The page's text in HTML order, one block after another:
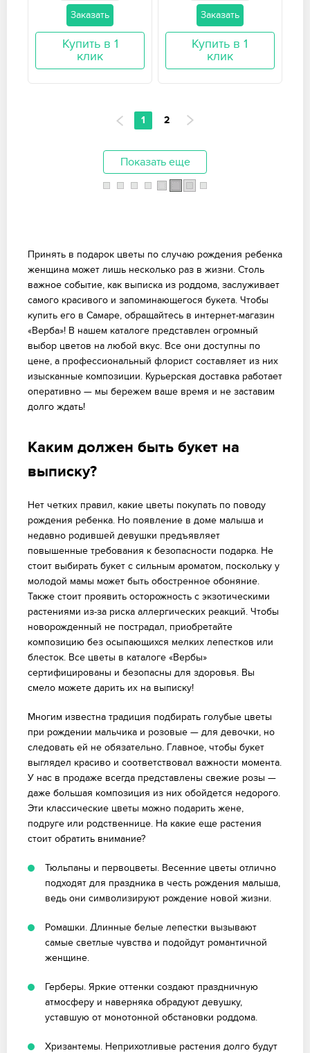
Заказать
Купить в 1
клик
Заказать
Купить в 1
клик
1 2
Показать еще
Принять в подарок цветы по случаю рождения ребенка
женщина может лишь несколько раз в жизни. Столь
важное событие, как выписка из роддома, заслуживает
самого красивого и запоминающегося букета. Чтобы
купить его в Самаре, обращайтесь в интернет-магазин
«Верба»! В нашем каталоге представлен огромный
выбор цветов на любой вкус. Все они доступны по
цене, а профессиональный флорист составляет из них
изысканные композиции. Курьерская доставка работает
оперативно — мы бережем ваше время и не заставим
долго ждать!
Каким должен быть букет на
выписку?
Нет четких правил, какие цветы покупать по поводу
рождения ребенка. Но появление в доме малыша и
недавно родившей девушки предъявляет
повышенные требования к безопасности подарка. Не
стоит выбирать букет с сильным ароматом, поскольку у
молодой мамы может быть обостренное обоняние.
Также стоит проявить осторожность с экзотическими
растениями из-за риска аллергических реакций. Чтобы
новорожденный не пострадал, приобретайте
композицию без осыпающихся мелких лепестков или
блесток. Все цветы в каталоге «Вербы»
сертифицированы и безопасны для здоровья. Вы
смело можете дарить их на выписку!
Многим известна традиция подбирать голубые цветы
при рождении мальчика и розовые — для девочки, но
следовать ей не обязательно. Главное, чтобы букет
выглядел красиво и соответствовал важности момента.
У нас в продаже всегда представлены свежие розы —
даже большая композиция из них обойдется недорого.
Эти классические цветы можно подарить жене,
подруге или родственнице. На какие еще растения
стоит обратить внимание?
Тюльпаны и первоцветы. Весенние цветы отлично
подходят для праздника в честь рождения малыша,
ведь они символизируют рождение новой жизни.
Ромашки. Длинные белые лепестки вызывают
самые светлые чувства и подойдут романтичной
женщине.
Герберы. Яркие оттенки создают праздничную
атмосферу и наверняка обрадуют девушку,
уставшую от монотонной обстановки роддома.
Хризантемы. Неприхотливые растения долго будут